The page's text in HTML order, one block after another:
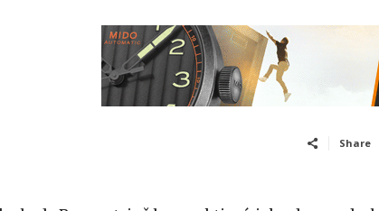
Share